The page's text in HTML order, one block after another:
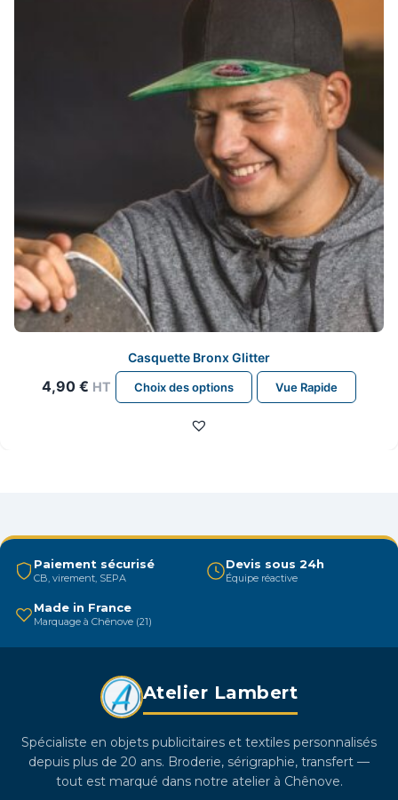
choisies
sur
la
page
du
produit
Casquette Bronx Glitter
4,90 € HT Choix des options
Ce
produit
peuvent
être
choisies
page
produit
Vue Rapide
Paiement sécurisé
CB, virement, SEPA
Devis sous 24h
Équipe réactive
Made in France
Marquage à Chênove (21)
Atelier Lambert
Spécialiste en objets publicitaires et textiles personnalisés
depuis plus de 20 ans. Broderie, sérigraphie, transfert —
tout est marqué dans notre atelier à Chênove.